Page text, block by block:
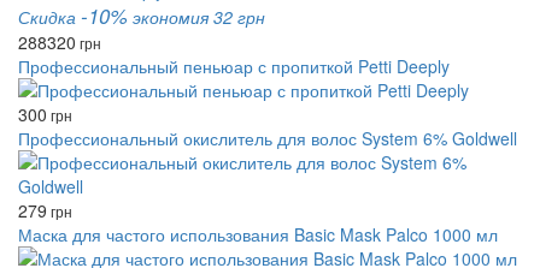
Скидка -10% экономия 32 грн
288320 грн
Профессиональный пеньюар с пропиткой Petti Deeply
300 грн
Профессиональный окислитель для волос System 6% Goldwell
279 грн
Маска для частого использования Basic Mask Palco 1000 мл